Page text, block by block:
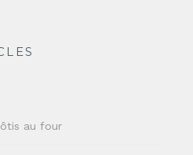
au four